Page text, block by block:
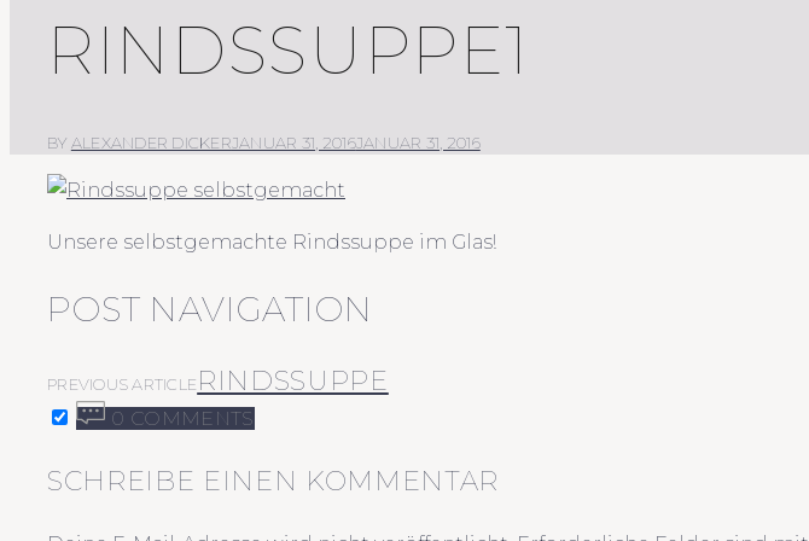
RINDSSUPPE1
BY ALEXANDER DICKERJANUAR 31, 2016JANUAR 31, 2016
Unsere selbstgemachte Rindssuppe im Glas!
POST NAVIGATION
PREVIOUS ARTICLE RINDSSUPPE
0 COMMENTS
SCHREIBE EINEN KOMMENTAR